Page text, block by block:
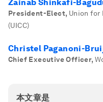
Zainab Shinkafi-
President-Elect, Union
(UICC)
Christel Paganoni-
Chief Executive Officer,
本文章是